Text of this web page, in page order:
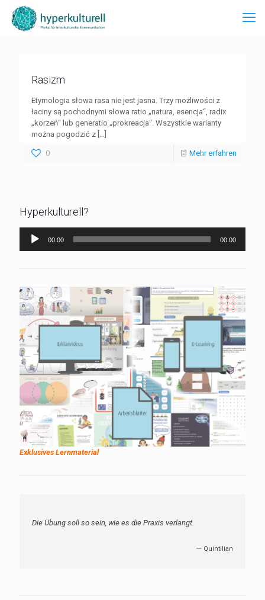
Rasizm
Etymologia słowa rasa nie jest jasna. Trzy możliwości z
łaciny są pochodnymi słowa ratio „natura, esencja“, radix
„korzeń“ lub generatio „prokreacja“. Wszystkie warianty
można pogodzić z […]
0 Mehr erfahren
Hyperkulturell?
Audio-
Player
00:00 00:00
Exklusives Lernmaterial
Die Übung soll so sein, wie es die Praxis verlangt.
— Quintilian